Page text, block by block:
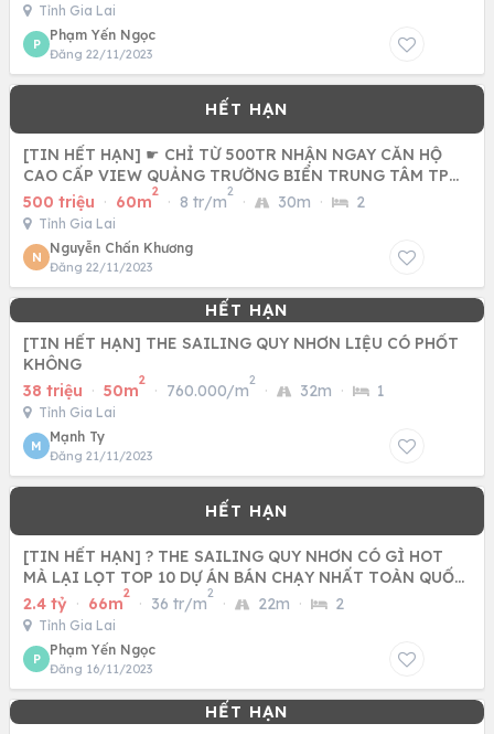
Tỉnh Gia Lai
P
Phạm Yến Ngọc
Đăng 22/11/2023
[TIN HẾT HẠN] ☛ CHỈ TỪ 500TR NHẬN NGAY CĂN HỘ
CAO CẤP VIEW QUẢNG TRƯỜNG BIỂN TRUNG TÂM TP
QUY NHƠN.
500 triệu · 60m
2
· 8 tr/m
2
· 30m · 2
Tỉnh Gia Lai
N
Nguyễn Chấn Khương
Đăng 22/11/2023
[TIN HẾT HẠN] THE SAILING QUY NHƠN LIỆU CÓ PHỐT
KHÔNG
38 triệu · 50m
2
· 760.000/m
2
· 32m · 1
Tỉnh Gia Lai
M
Mạnh Ty
Đăng 21/11/2023
[TIN HẾT HẠN] ? THE SAILING QUY NHƠN CÓ GÌ HOT
MÀ LẠI LỌT TOP 10 DỰ ÁN BÁN CHẠY NHẤT TOÀN QUỐC
NĂM 2022
2.4 tỷ · 66m
2
· 36 tr/m
2
· 22m · 2
Tỉnh Gia Lai
P
Phạm Yến Ngọc
Đăng 16/11/2023